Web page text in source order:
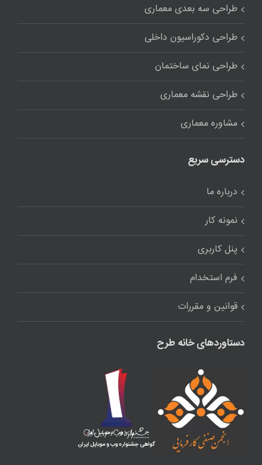
طراحی سه بعدی معماری
طراحی دکوراسیون داخلی
طراحی نمای ساختمان
طراحی نقشه معماری
مشاوره معماری
دسترسی سریع
درباره ما
نمونه کار
پنل کاربری
فرم استخدام
قوانین و مقررات
دستاوردهای خانه طرح